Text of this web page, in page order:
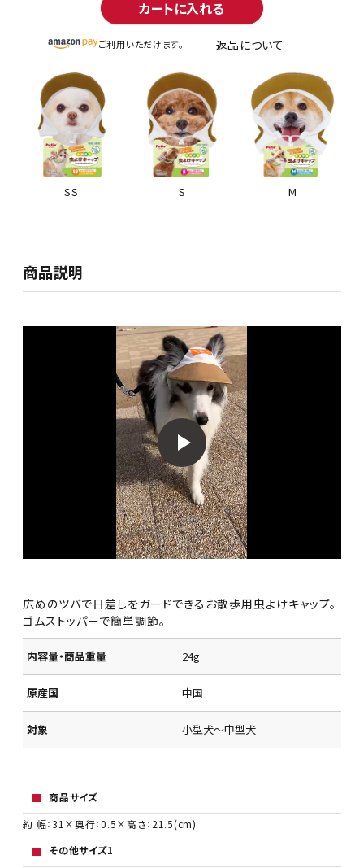
カートに入れる
ご利用いただけます。 返品について
SS S M
商品説明
広めのツバで日差しをガードできるお散歩用虫よけキャップ。
ゴムストッパーで簡単調節。
内容量・商品重量 24g
原産国 中国
対象 小型犬～中型犬
商品サイズ
約 幅：31×奥行：0.5×高さ：21.5(cm)
その他サイズ1